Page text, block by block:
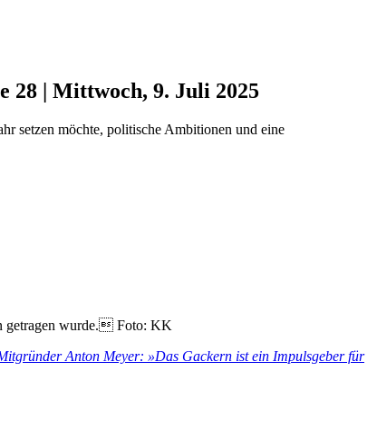
28 | Mittwoch, 9. Juli 2025
setzen möchte, politische Ambitionen und eine
getragen wurde. Foto: KK
Anton Meyer: »Das Gackern ist ein Impulsgeber für